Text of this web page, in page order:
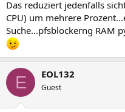
Das reduziert jedenfalls
CPU) um mehrere
Suche...pfsblockerng RAM
E EOL132
Guest